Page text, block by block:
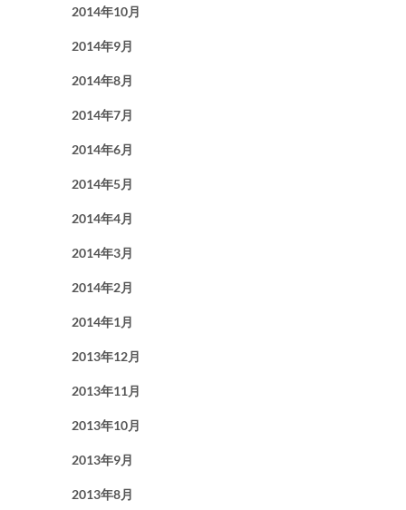
2014年10月
2014年9月
2014年8月
2014年7月
2014年6月
2014年5月
2014年4月
2014年3月
2014年2月
2014年1月
2013年12月
2013年11月
2013年10月
2013年9月
2013年8月